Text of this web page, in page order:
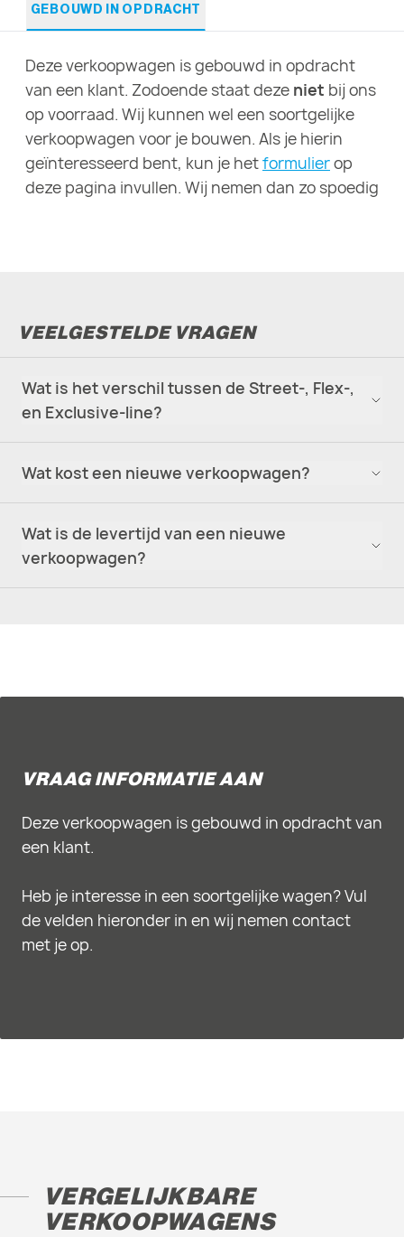
GEBOUWD IN OPDRACHT
Deze verkoopwagen is gebouwd in opdracht
van een klant. Zodoende staat deze niet bij ons
op voorraad. Wij kunnen wel een soortgelijke
verkoopwagen voor je bouwen. Als je hierin
geïnteresseerd bent, kun je hetformulierop
deze pagina invullen. Wij nemen dan zo spoedig
VEELGESTELDE VRAGEN
Wat is het verschil tussen de Street-, Flex-,
en Exclusive-line?
Wat kost een nieuwe verkoopwagen?
Wat is de levertijd van een nieuwe
verkoopwagen?
VRAAG INFORMATIE AAN
Deze verkoopwagen is gebouwd in opdracht van
een klant.
Heb je interesse in een soortgelijke wagen? Vul
de velden hieronder in en wij nemen contact
met je op.
VERGELIJKBARE
VERKOOPWAGENS